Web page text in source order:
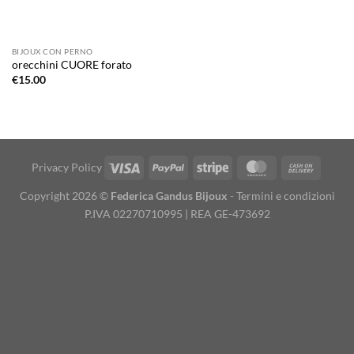
BIJOUX CON PERNO
orecchini CUORE forato
€15.00
Privacy Policy Visa PayPal Stripe MasterCard
Copyright 2026 © Federica Gandus Bijoux - Termini e condizioni
P.IVA 02270710995 | REA GE-473692